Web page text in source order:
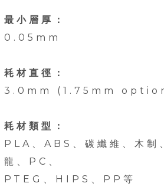
最小層厚：
0.05mm
耗材直徑：
3.0mm (1.75mm
耗材類型：
PLA、ABS、碳纖維、木制
龍、PC、
PTEG、HIPS、PP等